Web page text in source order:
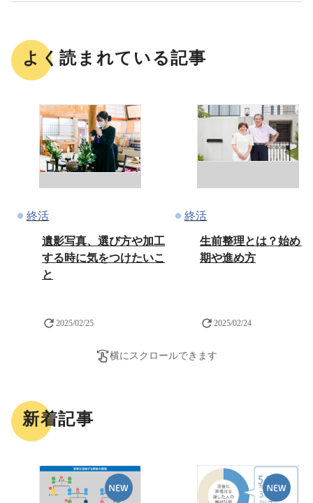
よく読まれている記事
終活
遺影写真、選び方や加工
する時に気をつけたいこ
と
2025/02/25
終活
生前整理とは？始め
期や進め方
2025/02/24
横にスクロールできます
新着記事